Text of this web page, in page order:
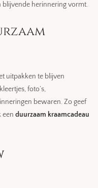
herinnering vormt.
uitpakken te blijven
foto’s,
bewaren. Zo geef
een duurzaam kraamcadeau